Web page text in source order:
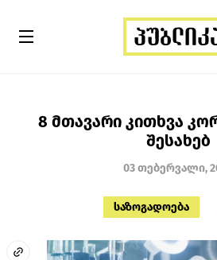
8 მთავარი კითხვა
შესახებ
03 თებერვალი,
საზოგადოება